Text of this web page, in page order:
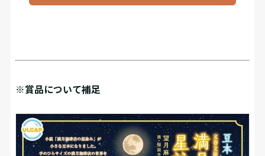
※賞品について補足